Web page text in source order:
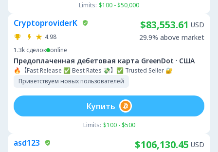
Limits: $100 - $50,000
CryptoproviderK
4.98
1.3k сделок online
Предоплаченная дебетовая карта GreenDot · США
🔥【Fast Release ✅ Best Rates 💸】✅ Trusted Seller 🔐
Приветствуем новых пользователей
$83,553.61 USD
29.9% above market
Limits: $100 - $500
Купить
asd123 $106,130.45 USD